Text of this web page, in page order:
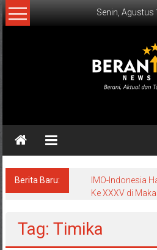
Lompat
ke
Senin, Agustus
NEWS
Aktual
Tuntas.
Berita Baru:
IMO-Indonesia
Ke XXXV di
Tag: Timika